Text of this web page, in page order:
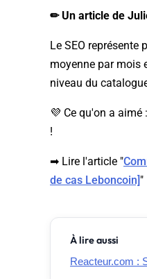
✏ Un article de
Le SEO
moyenne par mois
niveau du
💜 Ce qu'on a
!
➡ Lire l'article "
de cas Leboncoin]"
À lire aussi
Reacteur.com :